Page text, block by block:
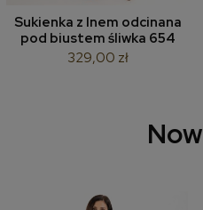
Sukienka z lnem odcinana
pod biustem śliwka 654
329,00 zł